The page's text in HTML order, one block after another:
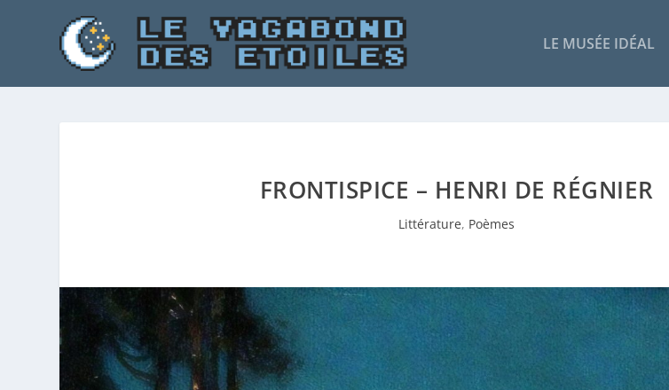
LE MUSÉE IDÉAL
FRONTISPICE – HENRI DE RÉGNIER
Littérature, Poèmes